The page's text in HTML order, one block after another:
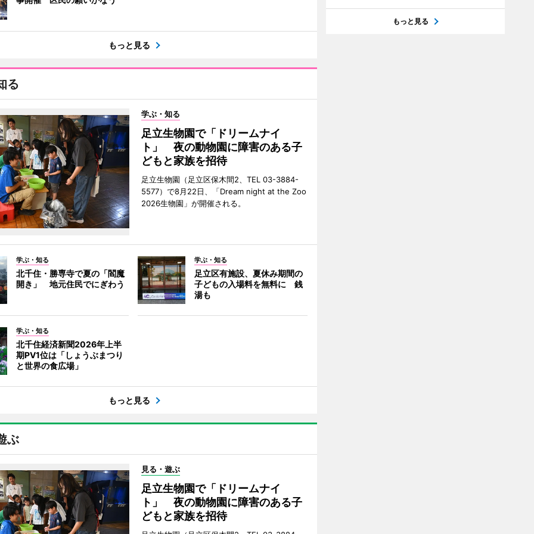
もっと見る
る
学ぶ・知る
足立生物園で「ドリームナイ
ト」 夜の動物園に障害のある子
どもと家族を招待
足立生物園（足立区保木間2、TEL 03-3884-
5577）で8月22日、「Dream night at the Zoo
2026生物園」が開催される。
学ぶ・知る
北千住・勝専寺で夏の「閻魔
開き」 地元住民でにぎわう
学ぶ・知る
足立区有施設、夏休み期間の
子どもの入場料を無料に 銭
湯も
学ぶ・知る
北千住経済新聞2026年上半
期PV1位は「しょうぶまつり
と世界の食広場」
もっと見る
ぶ
見る・遊ぶ
足立生物園で「ドリームナイ
ト」 夜の動物園に障害のある子
どもと家族を招待
もっと見る